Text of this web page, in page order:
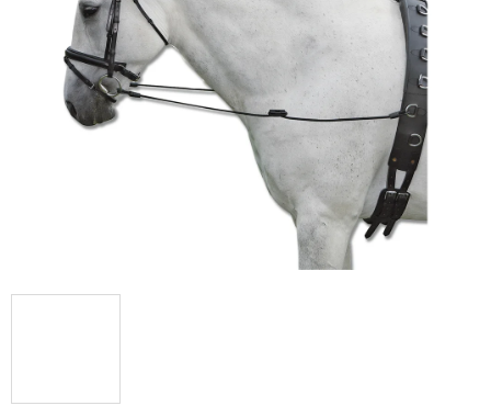
hvězdiček.